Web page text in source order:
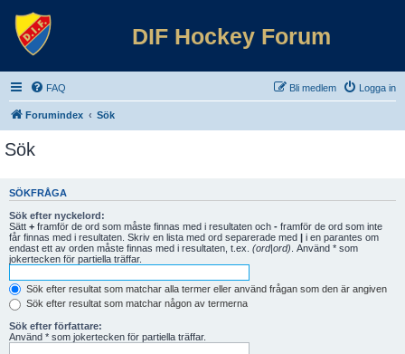
DIF Hockey Forum
FAQ Logga in
Bli medlem
Forumindex Sök
Sök
SÖKFRÅGA
Sök efter nyckelord:
Sätt + framför de ord som måste finnas med i resultaten och - framför de ord som inte
får finnas med i resultaten. Skriv en lista med ord separerade med | i en parantes om
endast ett av orden måste finnas med i resultaten, t.ex. (ord|ord) . Använd * som
jokertecken för partiella träffar.
Sök efter resultat som matchar alla termer eller använd frågan som den är angiven
Sök efter resultat som matchar någon av termerna
Sök efter författare:
Använd * som jokertecken för partiella träffar.